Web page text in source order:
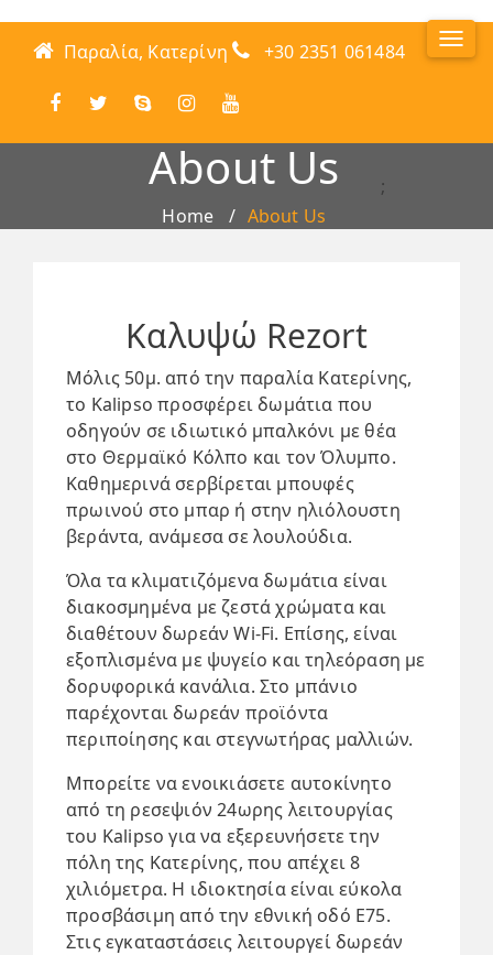
Παραλία, Κατερίνη +30 2351 061484
About Us
Home About Us
;
Καλυψώ Rezort
Μόλις 50μ. από την παραλία Κατερίνης,
το Kalipso προσφέρει δωμάτια που
οδηγούν σε ιδιωτικό μπαλκόνι με θέα
στο Θερμαϊκό Κόλπο και τον Όλυμπο.
Καθημερινά σερβίρεται μπουφές
πρωινού στο μπαρ ή στην ηλιόλουστη
βεράντα, ανάμεσα σε λουλούδια.
Όλα τα κλιματιζόμενα δωμάτια είναι
διακοσμημένα με ζεστά χρώματα και
διαθέτουν δωρεάν Wi-Fi. Επίσης, είναι
εξοπλισμένα με ψυγείο και τηλεόραση με
δορυφορικά κανάλια. Στο μπάνιο
παρέχονται δωρεάν προϊόντα
περιποίησης και στεγνωτήρας μαλλιών.
Μπορείτε να ενοικιάσετε αυτοκίνητο
από τη ρεσεψιόν 24ωρης λειτουργίας
του Kalipso για να εξερευνήσετε την
πόλη της Κατερίνης, που απέχει 8
χιλιόμετρα. Η ιδιοκτησία είναι εύκολα
προσβάσιμη από την εθνική οδό Ε75.
Στις εγκαταστάσεις λειτουργεί δωρεάν